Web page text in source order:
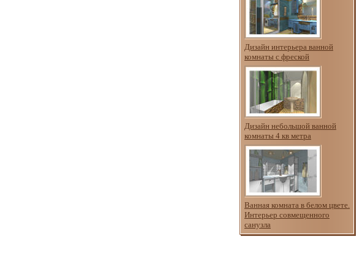
Дизайн интерьера ванной
комнаты с фреской
Дизайн небольшой ванной
комнаты 4 кв метра
Ванная комната в белом цвете.
Интерьер совмещенного
санузла